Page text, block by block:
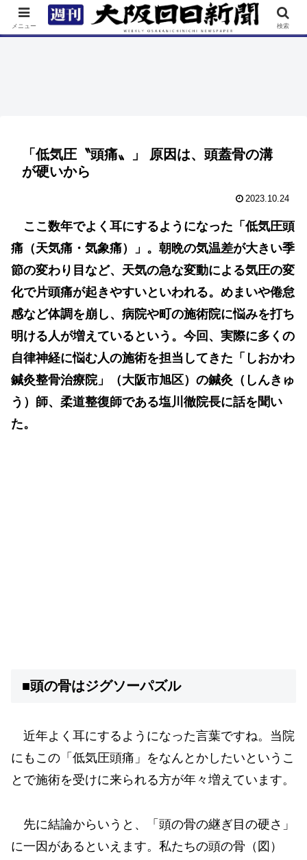
TOP 特集 ニュース 連載 街ネタ イベント
「低気圧〝頭痛〟」 原因は、頭蓋骨の溝
が硬いから
2023.10.24
ここ数年でよく耳にするようになった「低気圧頭
痛（天気痛・気象痛）」。朝晩の気温差が大きい季
節の変わり目など、天気の急な変動による気圧の変
化で片頭痛が起きやすいといわれる。めまいや倦怠
感など体調を崩し、病院や町の施術院に悩みを打ち
明ける人が増えているという。今回、実際に多くの
自律神経に悩む人の施術を担当してきた「しおかわ
鍼灸整骨治療院」（大阪市旭区）の鍼灸（しんきゅ
う）師、柔道整復師である塩川徹院長に話を聞い
た。
■頭の骨はジグソーパズル
近年よく耳にするようになった言葉ですね。当院
にもこの「低気圧頭痛」をなんとかしたいというこ
とで施術を受けに来られる方が年々増えています。
先に結論からいうと、「頭の骨の継ぎ目の硬さ」
に一因があるといえます。私たちの頭の骨（図）
メニュー 検索